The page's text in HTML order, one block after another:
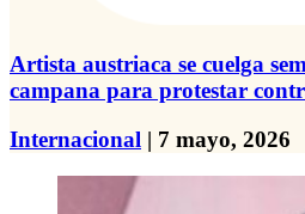
Artista austriaca se cuelga
campana para protestar
Internacional | 7 mayo, 2026